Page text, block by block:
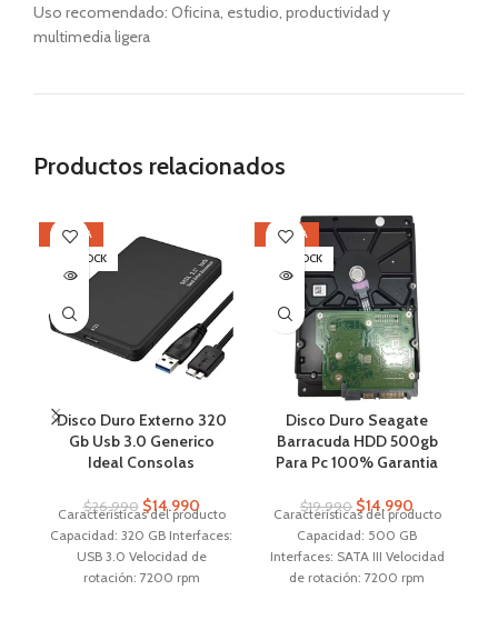
Uso recomendado: Oficina, estudio, productividad y
multimedia ligera
Productos relacionados
OFERTA
SIN STOCK
Disco Duro Externo 320
Gb Usb 3.0 Generico
Ideal Consolas
$26.990 $14.990
Características del producto
Capacidad: 320 GB Interfaces:
USB 3.0 Velocidad de
rotación: 7200 rpm
OFERTA
SIN STOCK
Disco Duro Seagate
Barracuda HDD 500gb
Para Pc 100% Garantia
$19.990 $14.990
Características del producto
Capacidad: 500 GB
Interfaces: SATA III Velocidad
de rotación: 7200 rpm